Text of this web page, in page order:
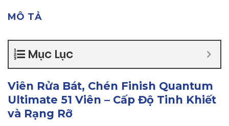
MÔ TẢ
Mục Lục
Viên Rửa Bát, Chén Finish Quantum
Ultimate 51 Viên – Cấp Độ Tinh Khiết
và Rạng Rỡ